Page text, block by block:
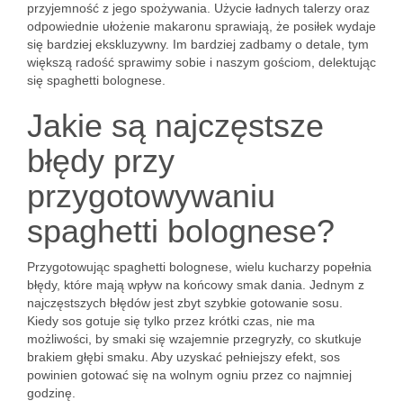
przyjemność z jego spożywania. Użycie ładnych talerzy oraz
odpowiednie ułożenie makaronu sprawiają, że posiłek wydaje
się bardziej ekskluzywny. Im bardziej zadbamy o detale, tym
większą radość sprawimy sobie i naszym gościom, delektując
się spaghetti bolognese.
Jakie są najczęstsze
błędy przy
przygotowywaniu
spaghetti bolognese?
Przygotowując spaghetti bolognese, wielu kucharzy popełnia
błędy, które mają wpływ na końcowy smak dania. Jednym z
najczęstszych błędów jest zbyt szybkie gotowanie sosu.
Kiedy sos gotuje się tylko przez krótki czas, nie ma
możliwości, by smaki się wzajemnie przegryzły, co skutkuje
brakiem głębi smaku. Aby uzyskać pełniejszy efekt, sos
powinien gotować się na wolnym ogniu przez co najmniej
godzinę.